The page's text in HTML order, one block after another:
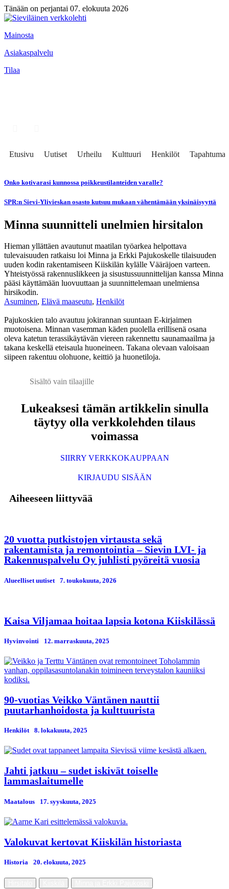
Tänään on perjantai 07. elokuuta 2026
Mainosta
Asiakaspalvelu
Tilaa
Etusivu Uutiset Urheilu Kulttuuri Henkilöt Tapahtumat
Onko kotivarasi kunnossa poikkeustilanteiden varalle?
SPR:n Sievi-Ylivieskan osasto kutsuu mukaan vähentämään yksinäisyyttä
Minna suunnitteli unelmien hirsitalon
Hieman yllättäen avautunut maatilan työarkea helpottava
tulevaisuuden ratkaisu loi Minna ja Erkki Pajukoskelle tilaisuuden
uuden kodin rakentamiseen Kiiskilän kylälle Vääräjoen varteen.
Yhteistyössä rakennuslikkeen ja sisustussuunnittelijan kanssa Minna
pääsi käyttämään luovuuttaan ja suunnittelemaan unelmiensa
hirsikodin.
Asuminen, Elävä maaseutu, Henkilöt
Pajukoskien talo avautuu jokirannan suuntaan E-kirjaimen
muotoisena. Minnan vasemman käden puolella erillisenä osana
oleva katetun terassikäytävän viereen rakennettu saunamaailma ja
takana keskellä eteisaula huoneineen. Takana olevaan valoisaan
siipeen rakentuu olohuone, keittiö ja huonetiloja.
Sisältö vain tilaajille
Lukeaksesi tämän artikkelin sinulla
täytyy olla verkkolehden tilaus
voimassa
SIIRRY VERKKOKAUPPAAN
KIRJAUDU SISÄÄN
Aiheeseen liittyvää
20 vuotta putkistojen virtausta sekä
rakentamista ja remontointia – Sievin LVI- ja
Rakennuspalvelu Oy juhlisti pyöreitä vuosia
Alueelliset uutiset 7. toukokuuta, 2026
Kaisa Viljamaa hoitaa lapsia kotona Kiiskilässä
Hyvinvointi 12. marraskuuta, 2025
90-vuotias Veikko Väntänen nauttii
puutarhanhoidosta ja kulttuurista
Henkilöt 8. lokakuuta, 2025
Jahti jatkuu – sudet iskivät toiselle
lammaslaitumelle
Maatalous 17. syyskuuta, 2025
Valokuvat kertovat Kiiskilän historiasta
Historia 20. elokuuta, 2025